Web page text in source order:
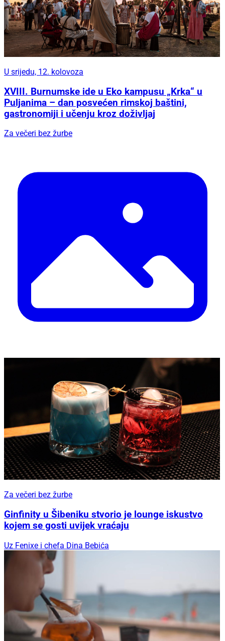
U srijedu, 12. kolovoza
XVIII. Burnumske ide u Eko kampusu „Krka“ u
Puljanima – dan posvećen rimskoj baštini,
gastronomiji i učenju kroz doživljaj
Za večeri bez žurbe
Za večeri bez žurbe
Ginfinity u Šibeniku stvorio je lounge iskustvo
kojem se gosti uvijek vraćaju
Uz Fenixe i chefa Dina Bebića